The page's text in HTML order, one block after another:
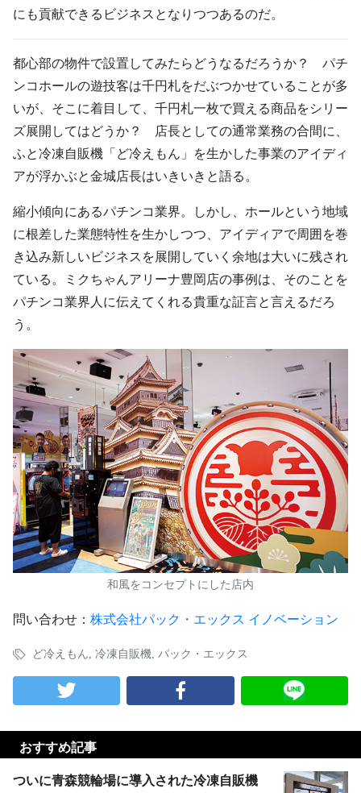
にも貢献できるビジネスとなりつつあるのだ。
都心部の物件で設置してみたらどうなるだろうか？ パチ
ンコホールの遊技客は千円札をだぶつかせていることが多
いが、そこに着目して、千円札一枚で買える商品をシリー
ズ展開してはどうか？ 店長としての通常業務の合間に、
ふと冷凍自販機「ど冷えもん」を生かした事業のアイディ
アが浮かぶと金城店長はいきいきと語る。
縮小傾向にあるパチンコ業界。しかし、ホールという地域
に根差した業態特性を生かしつつ、アイディアで周囲を巻
き込み新しいビジネスを展開していく余地は大いに残され
ている。ミクちゃんアリーナ豊岡店の事例は、そのことを
パチンコ業界人に伝えてくれる貴重な証言と言えるだろ
う。
和風をコンセプトにした店内
問い合わせ： 株式会社パック・エックス イノベーション
ど冷えもん 冷凍自販機 パック・エックス
おすすめ記事
ついに青森競輪場に導入された冷凍自販機